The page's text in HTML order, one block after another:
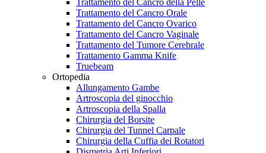
Trattamento del Cancro Orale
Trattamento del Cancro Ovarico
Trattamento del Cancro Vaginale
Trattamento del Tumore Cerebrale
Trattamento Gamma Knife
Truebeam
Ortopedia
Allungamento Gambe
Artroscopia del ginocchio
Artroscopia della Spalla
Chirurgia del Borsite
Chirurgia del Tunnel Carpale
Chirurgia della Cuffia dei Rotatori